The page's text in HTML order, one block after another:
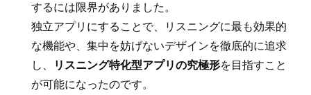
するには限界がありました。
独立アプリにすることで、リスニングに最も効果的
な機能や、集中を妨げないデザインを徹底的に追求
し、
リスニング特化型アプリの究極形を目指すこと
が可能になったのです。